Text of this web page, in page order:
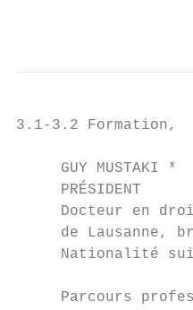
3.1-3.2 Formation,
GUY MUSTAKI *
PRÉSIDENT
Docteur en
de Lausanne,
Nationalité
Parcours